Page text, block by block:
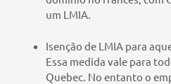
um LMIA.
Isenção de LMIA para
Essa medida vale para
Quebec. No entanto o